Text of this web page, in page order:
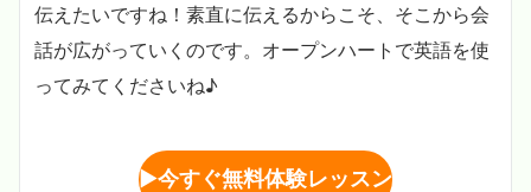
伝えたいですね！素直に伝えるからこそ、そこから会
話が広がっていくのです。オープンハートで英語を使
ってみてくださいね♪
▶︎今すぐ無料体験レッスン